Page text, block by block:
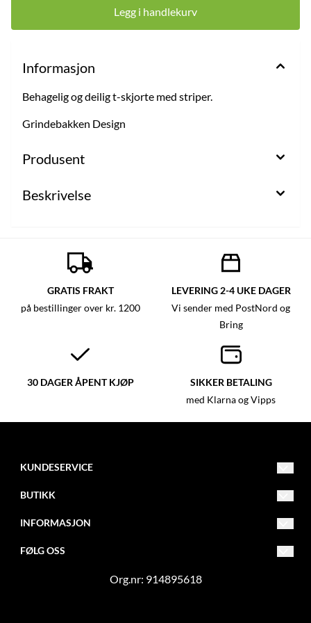
Legg i handlekurv
Informasjon
Behagelig og deilig t-skjorte med striper.
Grindebakken Design
Produsent
Beskrivelse
GRATIS FRAKT
på bestillinger over kr. 1200
LEVERING 2-4 UKE DAGER
Vi sender med PostNord og
Bring
30 DAGER ÅPENT KJØP SIKKER BETALING
med Klarna og Vipps
KUNDESERVICE
mail@garngruven.no
1870
BUTIKK
Vilkår
Frakt og retur
INFORMASJON
Om oss
FØLG OSS
Org.nr: 914895618